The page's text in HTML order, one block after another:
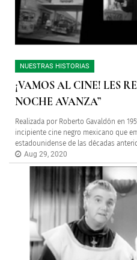
NUESTRAS HISTORIAS
¡VAMOS AL CINE! LES
NOCHE AVANZA”
Realizada por Roberto Gavaldón en
incipiente cine negro mexicano que
estadounidense de las décadas
Aug 29, 2020